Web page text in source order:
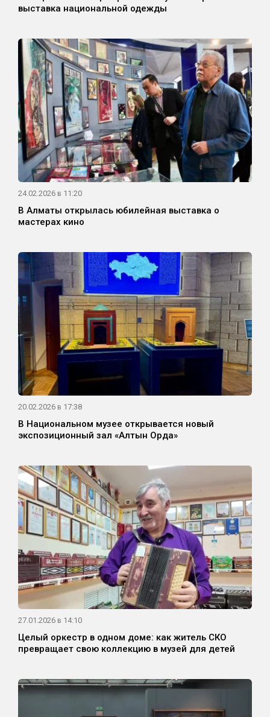
выставка национальной одежды
24.02.2026 в 11:20
В Алматы открылась юбилейная выставка о
мастерах кино
20.02.2026 в 17:38
В Национальном музее открывается новый
экспозиционный зал «Алтын Орда»
27.01.2026 в 14:10
Целый оркестр в одном доме: как житель СКО
превращает свою коллекцию в музей для детей